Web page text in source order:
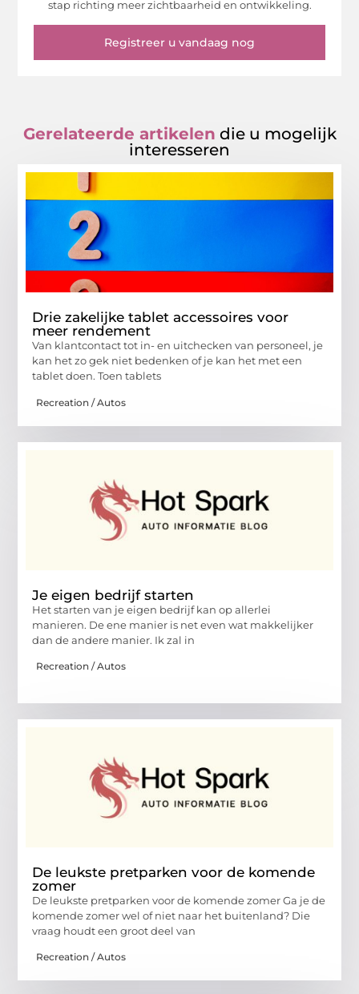
stap richting meer zichtbaarheid en ontwikkeling.
Registreer u vandaag nog
Gerelateerde artikelen die u mogelijk
interesseren
Drie zakelijke tablet accessoires voor
meer rendement
Van klantcontact tot in- en uitchecken van personeel, je
kan het zo gek niet bedenken of je kan het met een
tablet doen. Toen tablets
Recreation / Autos
Je eigen bedrijf starten
Het starten van je eigen bedrijf kan op allerlei
manieren. De ene manier is net even wat makkelijker
dan de andere manier. Ik zal in
Recreation / Autos
De leukste pretparken voor de komende
zomer
De leukste pretparken voor de komende zomer Ga je de
komende zomer wel of niet naar het buitenland? Die
vraag houdt een groot deel van
Recreation / Autos